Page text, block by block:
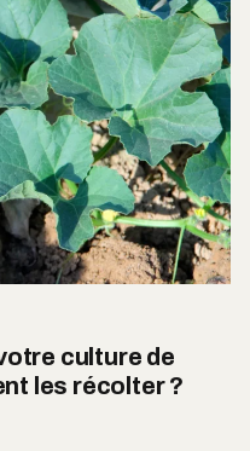
culture de
les récolter ?